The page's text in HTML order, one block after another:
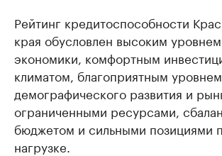
Рейтинг кредитоспособности
края обусловлен высоким
экономики, комфортным
климатом, благоприятным уровнем
демографического развития и
ограниченными ресурсами,
бюджетом и сильными позициями
нагрузке.